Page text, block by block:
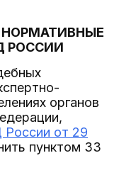
РОССИИ
органов
от 29
пунктом 33